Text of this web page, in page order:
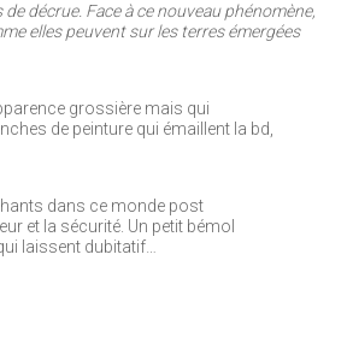
décrue. Face à ce nouveau phénomène,
elles peuvent sur les terres émergées
grossière mais qui
de peinture qui émaillent la bd,
dans ce monde post
et la sécurité. Un petit bémol
laissent dubitatif…